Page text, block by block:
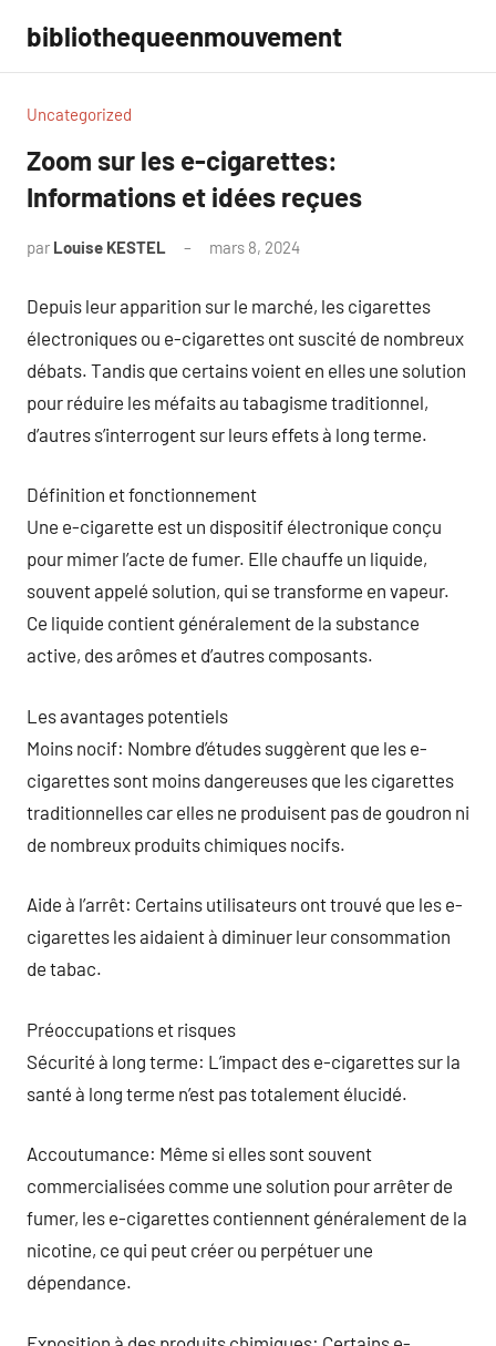
contenu
bibliothequeenmouvement
Uncategorized
Zoom sur les e-cigarettes:
Informations et idées reçues
par Louise KESTEL mars 8, 2024
Depuis leur apparition sur le marché, les cigarettes
électroniques ou e-cigarettes ont suscité de nombreux
débats. Tandis que certains voient en elles une solution
pour réduire les méfaits au tabagisme traditionnel,
d’autres s’interrogent sur leurs effets à long terme.
Définition et fonctionnement
Une e-cigarette est un dispositif électronique conçu
pour mimer l’acte de fumer. Elle chauffe un liquide,
souvent appelé solution, qui se transforme en vapeur.
Ce liquide contient généralement de la substance
active, des arômes et d’autres composants.
Les avantages potentiels
Moins nocif: Nombre d’études suggèrent que les e-
cigarettes sont moins dangereuses que les cigarettes
traditionnelles car elles ne produisent pas de goudron ni
de nombreux produits chimiques nocifs.
Aide à l’arrêt: Certains utilisateurs ont trouvé que les e-
cigarettes les aidaient à diminuer leur consommation
de tabac.
Préoccupations et risques
Sécurité à long terme: L’impact des e-cigarettes sur la
santé à long terme n’est pas totalement élucidé.
Accoutumance: Même si elles sont souvent
commercialisées comme une solution pour arrêter de
fumer, les e-cigarettes contiennent généralement de la
nicotine, ce qui peut créer ou perpétuer une
dépendance.